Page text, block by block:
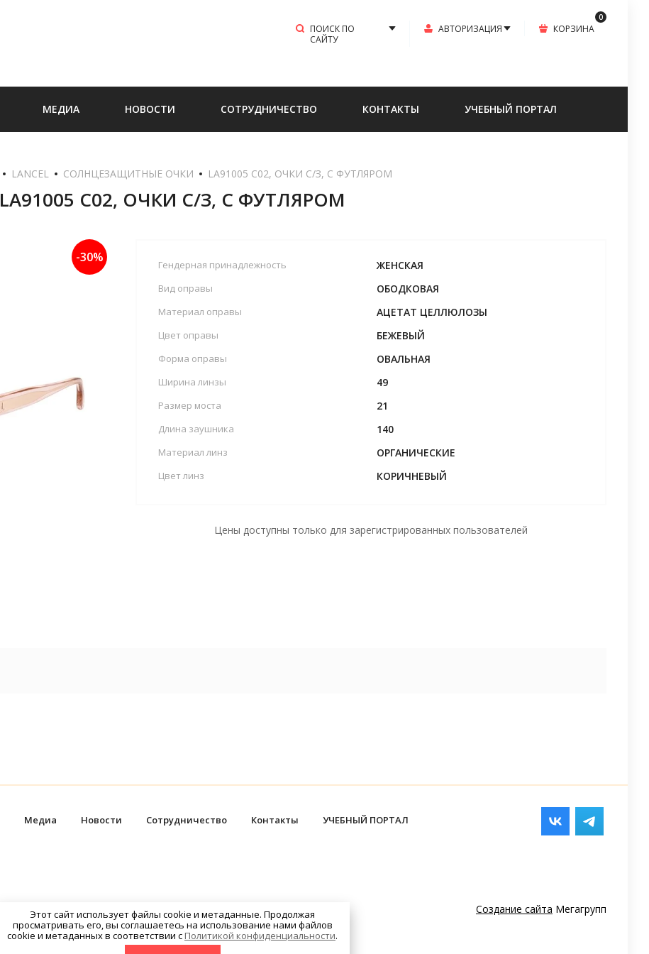
ПОИСК ПО
САЙТУ
АВТОРИЗАЦИЯ КОРЗИНА
0
МЕДИА НОВОСТИ СОТРУДНИЧЕСТВО КОНТАКТЫ УЧЕБНЫЙ ПОРТАЛ
LANCEL СОЛНЦЕЗАЩИТНЫЕ ОЧКИ
  LA91005 C02, ОЧКИ С/З, С ФУТЛЯРОМ
LA91005 C02, ОЧКИ С/З, С ФУТЛЯРОМ
-30% Гендерная принадлежность ЖЕНСКАЯ
Вид оправы ОБОДКОВАЯ
Материал оправы АЦЕТАТ ЦЕЛЛЮЛОЗЫ
Цвет оправы БЕЖЕВЫЙ
Форма оправы ОВАЛЬНАЯ
Ширина линзы 49
Размер моста 21
Длина заушника 140
Материал линз ОРГАНИЧЕСКИЕ
Цвет линз КОРИЧНЕВЫЙ
Цены доступны только для зарегистрированных пользователей
Медиа Новости Сотрудничество Контакты УЧЕБНЫЙ ПОРТАЛ
Создание сайта Мегагрупп
Этот сайт использует файлы cookie и метаданные. Продолжая
просматривать его, вы соглашаетесь на использование нами файлов
cookie и метаданных в соответствии с Политикой конфиденциальности.